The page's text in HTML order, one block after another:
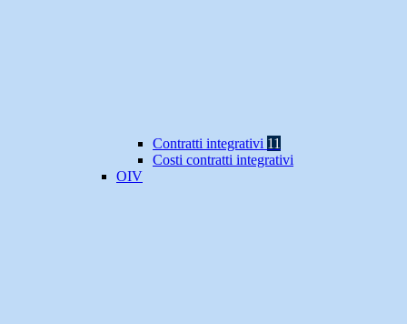
Contratti integrativi 11
Costi contratti integrativi
OIV